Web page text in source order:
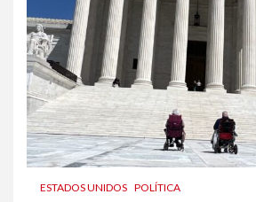
ESTADOS UNIDOS POLÍTICA